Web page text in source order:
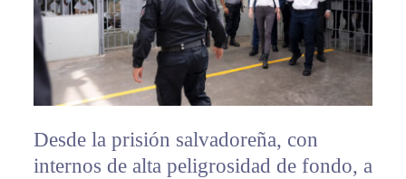
Desde la prisión salvadoreña, con
internos de alta peligrosidad de fondo, a